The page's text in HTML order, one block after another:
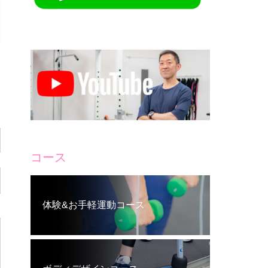
コース
体験&お手軽運動コース